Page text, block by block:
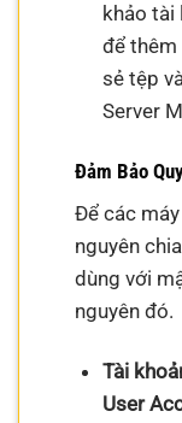
khảo tài
để thêm
sẻ tệp
Server
Đảm Bảo
Để các
nguyên
dùng với
nguyên đó.
Tài
User